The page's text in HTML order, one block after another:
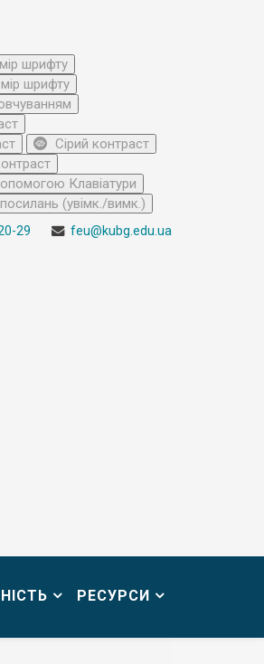
шрифту
шрифту
Сірий контраст
Клавіатури
(увімк./вимк.)
29 feu@kubg.edu.ua
РЕСУРСИ